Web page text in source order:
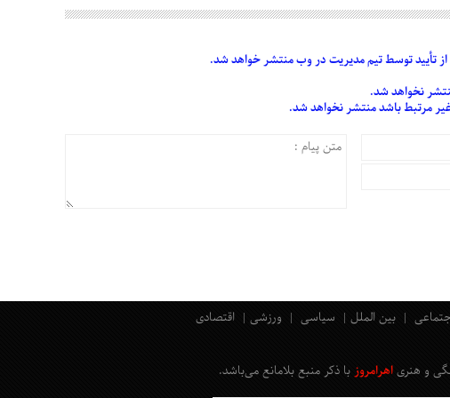
تأییدتوسط تیم مدیریت در وب منتشر خواهد شد.
نخواهد شد.
مرتبط باشد منتشر نخواهد شد.
بین الملل سیاسی ورزشی اقتصادی
و هنری اهرامروز با ذکر منبع بلامانع می‌باشد.